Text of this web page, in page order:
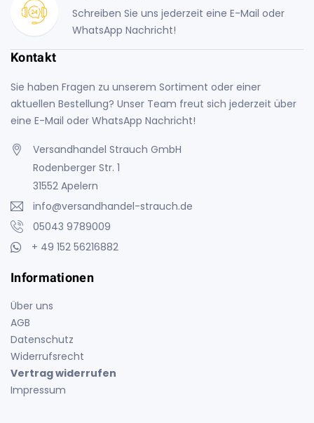
Schreiben Sie uns jederzeit eine E-Mail oder
WhatsApp Nachricht!
Kontakt
Sie haben Fragen zu unserem Sortiment oder einer
aktuellen Bestellung? Unser Team freut sich jederzeit über
eine E-Mail oder WhatsApp Nachricht!
Versandhandel Strauch GmbH
Rodenberger Str. 1
31552 Apelern
info@versandhandel-strauch.de
05043 9789009
+ 49 152 56216882
Informationen
Über uns
AGB
Datenschutz
Widerrufsrecht
Vertrag widerrufen
Impressum